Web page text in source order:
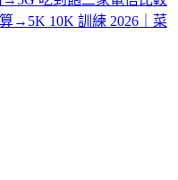
→ 5K 10K 訓練 2026｜菜